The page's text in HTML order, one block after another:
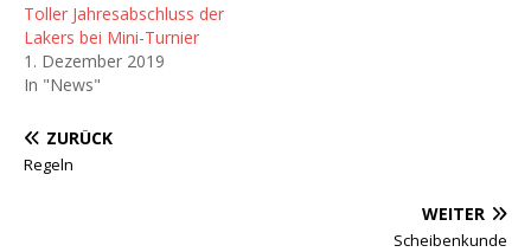
Toller Jahresabschluss der
Lakers bei Mini-Turnier
1. Dezember 2019
In "News"
ZURÜCK
Regeln
WEITER
Scheibenkunde